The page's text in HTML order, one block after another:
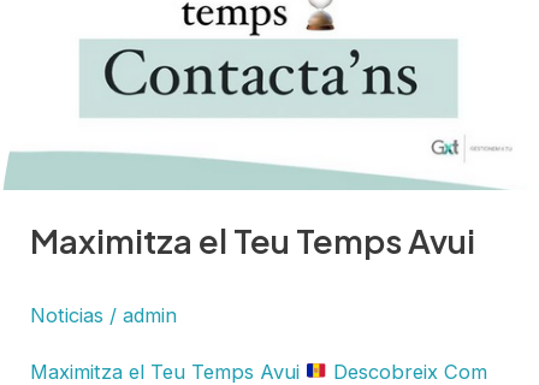
Maximitza el Teu Temps Avui
Noticias / admin
Maximitza el Teu Temps Avui
Descobreix Com